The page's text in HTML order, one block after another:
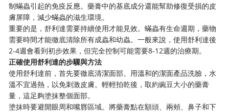
制蟎蟲引起的免疫反應。藥膏中的基底成分還能幫助修復受損的皮
膚屏障，減少蟎蟲的滋生環境。
重要的是，舒利達需要持續使用才能見效。蟎蟲有生命週期，藥物
需要時間才能徹底清除所有成蟲和幼蟲。一般來說，使用舒利達後
2-4週會看到初步效果，但完全控制可能需要8-12週的治療期。
正確使用舒利達的步驟與方法
使用舒利達前，首先要徹底清潔面部。用溫和的潔面產品洗臉，水
溫不宜過熱，以免刺激皮膚。輕輕拍乾後，取約豌豆大小的藥膏
量，這足夠塗抹整個面部。
塗抹時要避開眼周和嘴唇區域。將藥膏點在額頭、兩頰、鼻子和下